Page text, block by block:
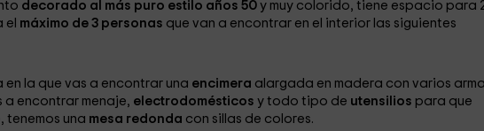
decorado al más puro estilo años 50 y muy colorido, tiene espacio para
el máximo de 3 personas que van a encontrar en el interior las siguientes
en la que vas a encontrar una encimera alargada en madera con varios
encontrar menaje, electrodomésticos y todo tipo de utensilios para que
tenemos una mesa redonda con sillas de colores.